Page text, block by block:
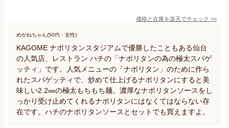
価格と在庫を楽天でチェック >>
めがねちゃん(50代・女性)
KAGOME ナポリタンスタジアムで優勝したこともある仙台
の人気店、レストラン ハチの「ナポリタンの為の極太スパゲ
ッティ」です。人気メニューの「ナポリタン」のために作ら
れたスパゲッティで、炒めて仕上げるナポリタンにすると美
味しい2.2㎜の極太もちもち麺。濃厚なナポリタンソースをし
っかり受け止めてくれるナポリタンにはなくてはならない存
在です。ハチのナポリタンソースとセットでも買えますよ。